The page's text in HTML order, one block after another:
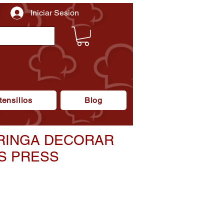
Blog
Iniciar Sesion
DECORAR
PRESS